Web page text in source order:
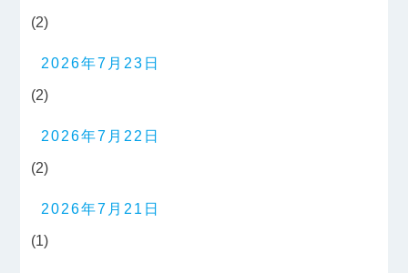
(2)
2026年7月23日
(2)
2026年7月22日
(2)
2026年7月21日
(1)